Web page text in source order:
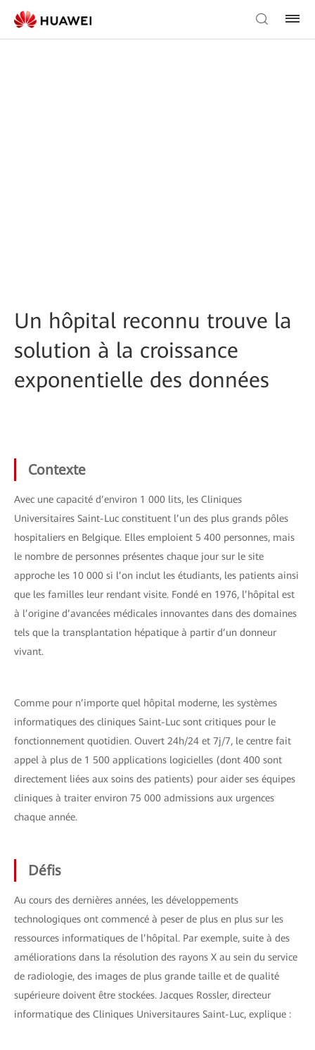
Un hôpital reconnu trouve la
solution à la croissance
exponentielle des données
Contexte
Avec une capacité d’environ 1 000 lits, les Cliniques
Universitaires Saint-Luc constituent l’un des plus grands pôles
hospitaliers en Belgique. Elles emploient 5 400 personnes, mais
le nombre de personnes présentes chaque jour sur le site
approche les 10 000 si l’on inclut les étudiants, les patients ainsi
que les familles leur rendant visite. Fondé en 1976, l’hôpital est
à l’origine d’avancées médicales innovantes dans des domaines
tels que la transplantation hépatique à partir d’un donneur
vivant.
Comme pour n’importe quel hôpital moderne, les systèmes
informatiques des cliniques Saint-Luc sont critiques pour le
fonctionnement quotidien. Ouvert 24h/24 et 7j/7, le centre fait
appel à plus de 1 500 applications logicielles (dont 400 sont
directement liées aux soins des patients) pour aider ses équipes
cliniques à traiter environ 75 000 admissions aux urgences
chaque année.
Défis
Au cours des dernières années, les développements
technologiques ont commencé à peser de plus en plus sur les
ressources informatiques de l’hôpital. Par exemple, suite à des
améliorations dans la résolution des rayons X au sein du service
de radiologie, des images de plus grande taille et de qualité
supérieure doivent être stockées. Jacques Rossler, directeur
informatique des Cliniques Universitaures Saint-Luc, explique :